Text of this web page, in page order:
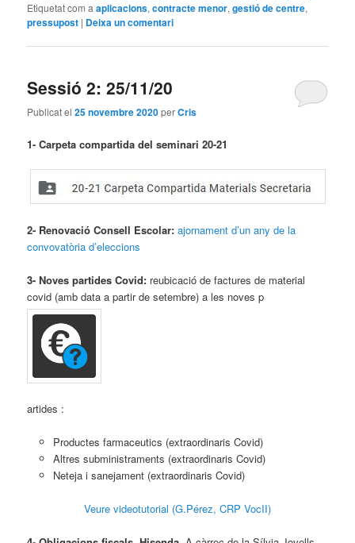
Etiquetat com a aplicacions,contracte menor,gestió de centre,
pressupost | Deixa un comentari
Sessió 2: 25/11/20
Publicat el25 novembre 2020perCris
1- Carpeta compartida del seminari 20-21
2- Renovació Consell Escolar:ajornament d’un any de la
convovatòria d’eleccions
3- Noves partides Covid: reubicació de factures de material
covid (amb data a partir de setembre) a les noves p
artides :
Productes farmaceutics (extraordinaris Covid)
Altres subministraments (extraordinaris Covid)
Neteja i sanejament (extraordinaris Covid)
Veure videotutorial (G.Pérez, CRP VocII)